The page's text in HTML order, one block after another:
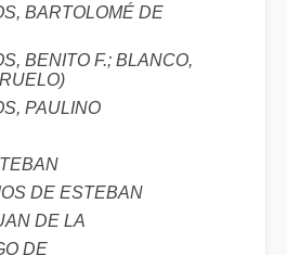
BARTOLOMÉ DE
BENITO F.; BLANCO,
PAULINO
DE ESTEBAN
DE LA
DE